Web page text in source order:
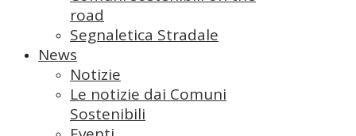
road
Segnaletica Stradale
News
Notizie
Le notizie dai Comuni
Sostenibili